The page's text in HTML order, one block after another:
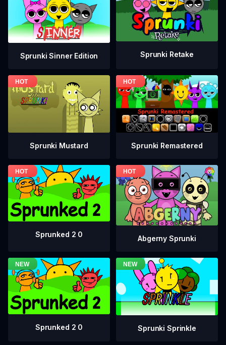
Sprunki Sinner Edition Sprunki Retake
Sprunki Mustard Sprunki Remastered
Sprunked 2 0
Abgerny Sprunki
Sprunked 2 0 Sprunki Sprinkle